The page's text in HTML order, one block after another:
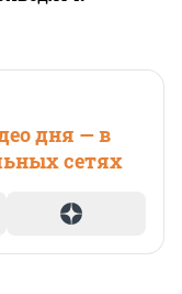
дня — в
сетях